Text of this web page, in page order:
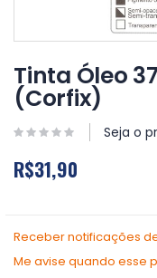
para
o
início
da
Galeria
imagens
Tinta Óleo
(Corfix)
Seja o
R$31,90
Receber notificações
Me avise quando esse